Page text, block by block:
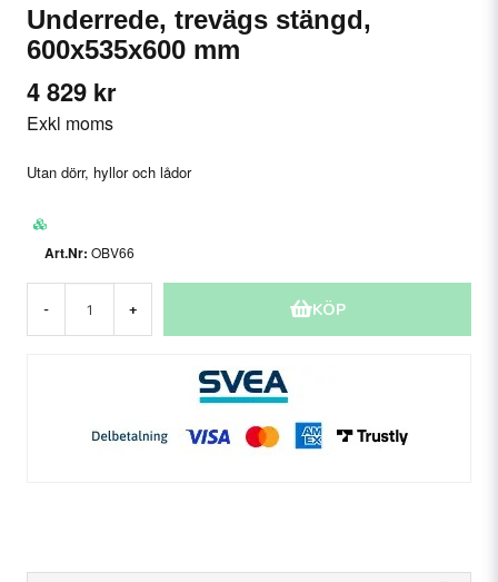
Underrede, trevägs stängd,
600x535x600 mm
4 829 kr
Exkl moms
Utan dörr, hyllor och lådor
OBV66
- + KÖP